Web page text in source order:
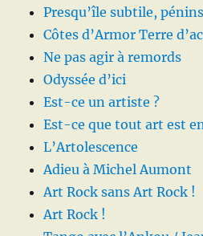
Presqu’île subtile,
Côtes d’Armor Terre
Ne pas agir à remords
Odyssée d’ici
Est-ce un artiste ?
Est-ce que tout art est
L’Artolescence
Adieu à Michel Aumont
Art Rock sans Art Rock !
Art Rock !